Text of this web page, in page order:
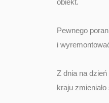
obiekt.
Pewnego
i
Z dnia na
kraju